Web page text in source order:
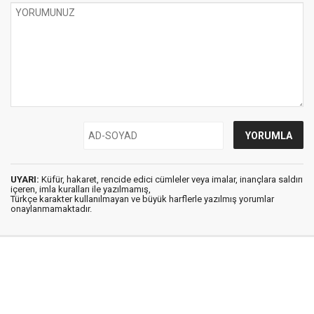
UYARI: Küfür, hakaret, rencide edici cümleler veya imalar, inançlara saldırı
içeren, imla kuralları ile yazılmamış,
Türkçe karakter kullanılmayan ve büyük harflerle yazılmış yorumlar
onaylanmamaktadır.